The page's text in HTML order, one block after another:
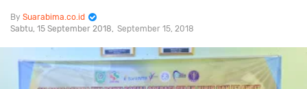
Suarabima.co.id
Sabtu, 15 September 2018
September 15, 2018